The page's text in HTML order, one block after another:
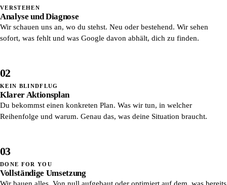
VERSTEHEN
Analyse und Diagnose
Wir schauen uns an, wo du stehst. Neu oder bestehend. Wir sehen
sofort, was fehlt und was Google davon abhält, dich zu finden.
02
KEIN BLINDFLUG
Klarer Aktionsplan
Du bekommst einen konkreten Plan. Was wir tun, in welcher
Reihenfolge und warum. Genau das, was deine Situation braucht.
03
DONE FOR YOU
Vollständige Umsetzung
Wir bauen alles. Von null aufgebaut oder optimiert auf dem, was bereits